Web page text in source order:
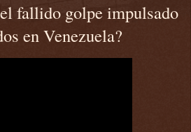
fallido golpe impulsado
en Venezuela?